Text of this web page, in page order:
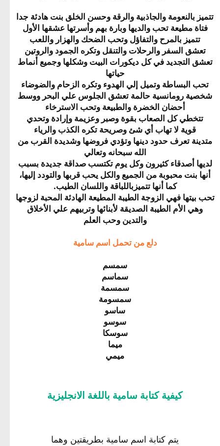
تتميز بالنعومة والجاذبية والرقة وحسن الخلق بنت هادئة جدا
فتاة مطيعة تحب والديها وبارة بهم وأسرتها عشقها الأول
تتميز بالمرح والتفاؤل وتحب الضحك والهزار واللعب
تعشق السفر والرحلات والتنقل وتكره الجمود والروتين
تعشق التجديد في كل ديكورات البيت وشكلها وجميع أنماط
حياتها
تحب البساطة وتميل إلي الهدوء وتكره الزحام والضوضاء
شخصية رومانسية حالمة تعشق الجلوس علي البحر ووسط
أحضان الخضرة والطبيعة وتحب الاسترخاء
تتخطي كل الصعاب بقوة وصبر وعزيمة وإرادة وتحدي
قوية لا تهاب أي شئ وصريحة تكره الكذب والرياء
متدينة تعرف حدود دينها وتؤدي فروضها وشديدة القرب من
الله سبحانه وتعالي
لديها أصدقاء كثيرون وكل يوم تكتسب صداقة جديدة بسبب
أنها بنت محبوبة من الجميع والكل يحب قربها والتودد إليها،
كما أنها تتميزباللباقة واللسان الطيب.
تحب بيتها فهي الزوجة الطيبة المطيعة الهادئة المحبة لزوجها
وهي الأم الطيبة الصديقة لأبنائها وتربيهم علي الأخلاق
والتدين وحب العلم
دلع من تحمل اسم سامية
سمسم
سماسم
سمسمة
سمسومة
ساسو
سوسو
سوسكا
ميما
ميمي
كيفية كتابة سامية باللغة الانجليزية
يتم كتابة اسم سامية بطريقتين وهما